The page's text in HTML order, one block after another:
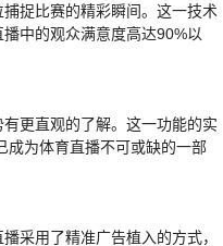
捉比赛的精彩瞬间。这一技术
中的观众满意度高达90%以
更直观的了解。这一功能的实
成为体育直播不可或缺的一部
采用了精准广告植入的方式，